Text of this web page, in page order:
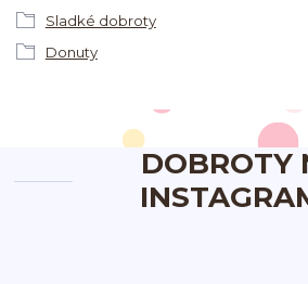
Sladké dobroty
Donuty
DOBROTY